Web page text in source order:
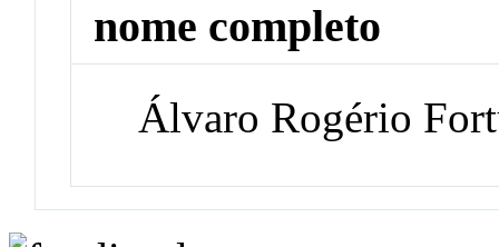
nome completo
Álvaro Rogério